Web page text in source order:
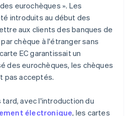
eurochèques ». Les
introduits au début des
aux clients des banques de
chèque à l'étranger sans
EC garantissait un
des eurochèques, les chèques
pas acceptés.
tard, avec l'introduction du
électronique, les cartes